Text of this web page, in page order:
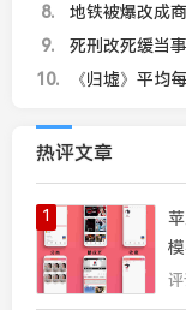
8
地铁被爆改成
9
死刑改死缓当
10
《归墟》平均
热评文章
1